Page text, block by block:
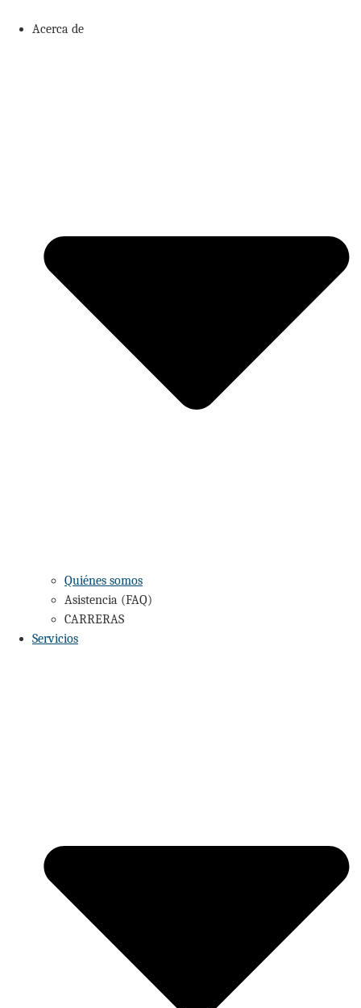
Acerca de
Quiénes somos
Asistencia (FAQ)
CARRERAS
Servicios